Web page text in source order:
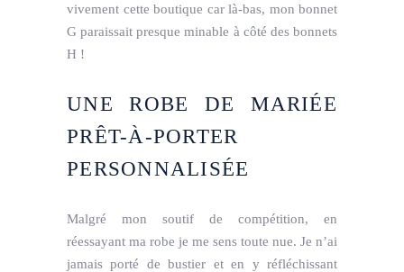
vivement cette boutique car là-bas, mon bonnet
G paraissait presque minable à côté des bonnets
H !
UNE ROBE DE MARIÉE
PRÊT-À-PORTER
PERSONNALISÉE
Malgré mon soutif de compétition, en
réessayant ma robe je me sens toute nue. Je n’ai
jamais porté de bustier et en y réfléchissant